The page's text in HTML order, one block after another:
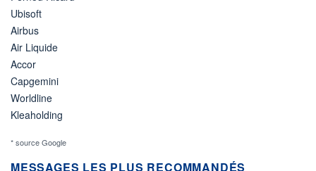
Ubisoft
Airbus
Air Liquide
Accor
Capgemini
Worldline
Kleaholding
* source Google
MESSAGES LES PLUS RECOMMANDÉS